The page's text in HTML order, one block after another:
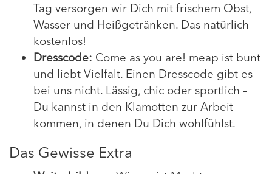
Tag versorgen wir Dich mit frischem Obst,
Wasser und Heißgetränken. Das natürlich
kostenlos!
Dresscode: Come as you are! meap ist bunt
und liebt Vielfalt. Einen Dresscode gibt es
bei uns nicht. Lässig, chic oder sportlich –
Du kannst in den Klamotten zur Arbeit
kommen, in denen Du Dich wohlfühlst.
Das Gewisse Extra